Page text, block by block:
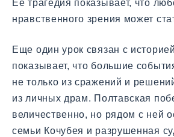
Ее трагедия показывает, что
нравственного зрения может
Еще один урок связан с
показывает, что большие
не только из сражений и
из личных драм. Полтавская
величественно, но рядом с ней
семьи Кочубея и разрушенная